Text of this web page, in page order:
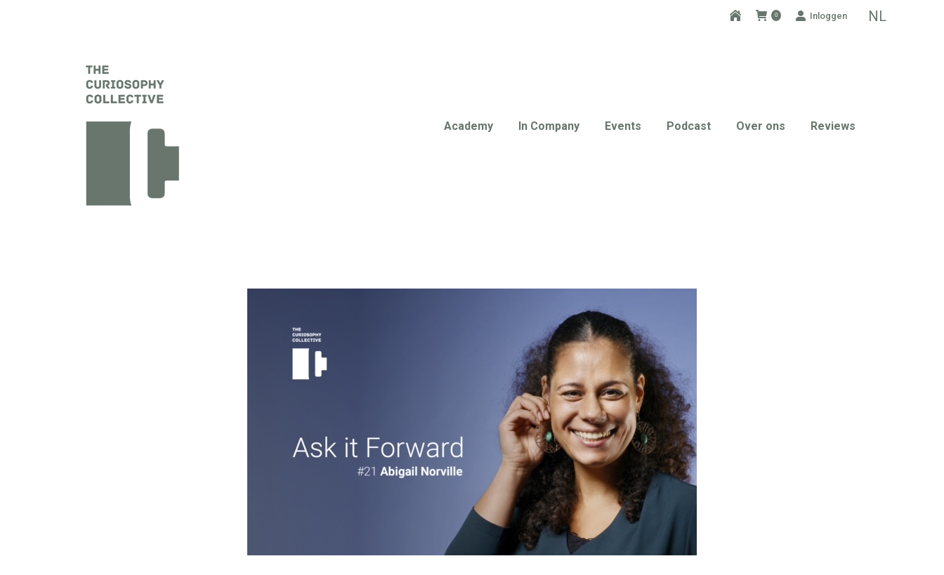
0 Inloggen NL
Academy In Company Events Podcast Over ons Reviews